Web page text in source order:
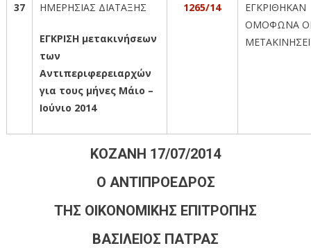
37 ΗΜΕΡΗΣΙΑΣ ΔΙΑΤΑΞΗΣ
ΕΓΚΡΙΣΗ μετακινήσεων
των
Αντιπεριφερειαρχών
για τους μήνες Μάιο –
Ιούνιο 2014
1265/14
ΕΓΚΡΙΘΗΚΑΝ
ΟΜΟΦΩΝΑ
ΚΟΖΑΝΗ 17/07/2014
Ο ΑΝΤΙΠΡΟΕΔΡΟΣ
ΤΗΣ ΟΙΚΟΝΟΜΙΚΗΣ ΕΠΙΤΡΟΠΗΣ
ΒΑΣΙΛΕΙΟΣ ΠΑΤΡΑΣ